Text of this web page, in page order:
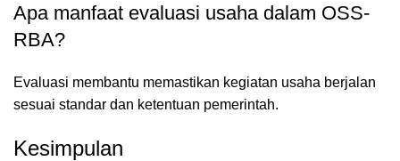
Apa manfaat evaluasi usaha dalam OSS-
RBA?
Evaluasi membantu memastikan kegiatan usaha berjalan
sesuai standar dan ketentuan pemerintah.
Kesimpulan